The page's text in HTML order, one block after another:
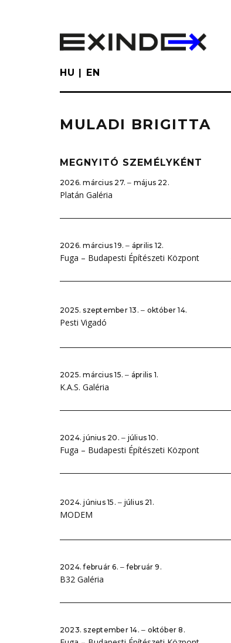
HU EN
MULADI BRIGITTA
MEGNYITÓ SZEMÉLYKÉNT
2026. március 27. ‒ május 22.
Platán Galéria
2026. március 19. ‒ április 12.
Fuga – Budapesti Építészeti Központ
2025. szeptember 13. ‒ október 14.
Pesti Vigadó
2025. március 15. ‒ április 1.
K.A.S. Galéria
2024. június 20. ‒ július 10.
Fuga – Budapesti Építészeti Központ
2024. június 15. ‒ július 21.
MODEM
2024. február 6. ‒ február 9.
B32 Galéria
2023. szeptember 14. ‒ október 8.